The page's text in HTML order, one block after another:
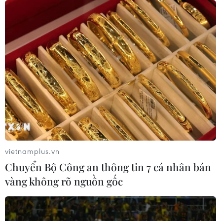
05/08/2026 13:41
Hãng Walt Disney ký thỏa thuận
chưa từng có tiền lệ với TikTok
05/08/2026 13:31
Cảng hàng không Quảng Trị tăng
tốc, hướng tới mục tiêu khai thác
cuối năm 2026
05/08/2026 10:59
Thẻ tín dụng Cake 2in1: Cho phép
đặc quyền thiết kế của người dùng
05/08/2026 09:48
vietnamplus.vn
Chuyển Bộ Công an thông tin 7 cá nhân bán
vàng không rõ nguồn gốc